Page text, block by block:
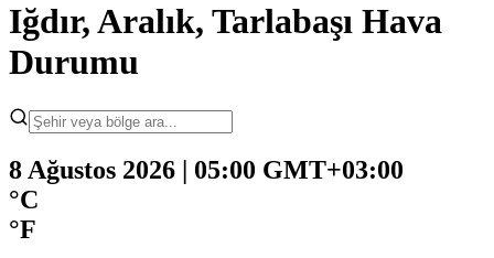
Iğdır, Aralık, Tarlabaşı Hava
Durumu
8 Ağustos 2026 | 05:00 GMT+03:00
°C
°F